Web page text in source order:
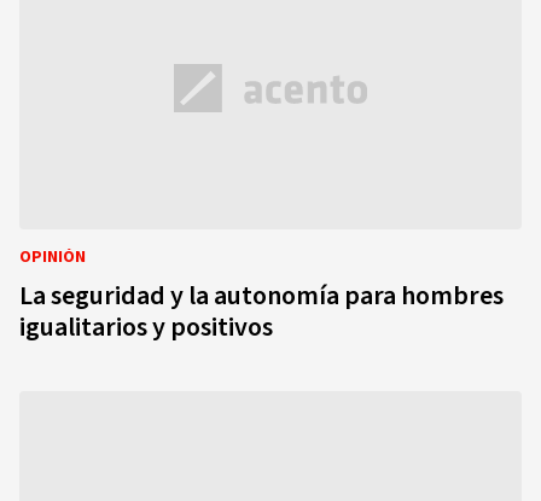
OPINIÓN
La seguridad y la autonomía para hombres
igualitarios y positivos